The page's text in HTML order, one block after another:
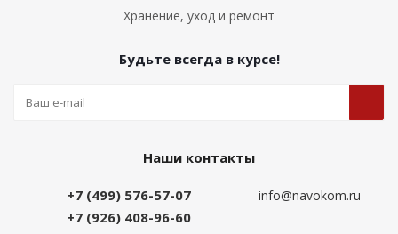
Хранение, уход и ремонт
Будьте всегда в курсе!
Наши контакты
+7 (499) 576-57-07
+7 (926) 408-96-60
info@navokom.ru